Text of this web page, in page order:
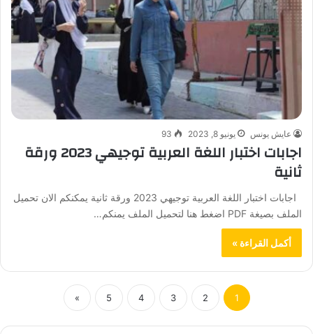
عايش يونس يونيو 8, 2023 93
اجابات اختبار اللغة العربية توجيهي 2023 ورقة
ثانية
اجابات اختبار اللغة العربية توجيهي 2023 ورقة ثانية يمكنكم الان تحميل
الملف بصيغة PDF اضغط هنا لتحميل الملف يمنكم…
أكمل القراءة »
1
2
3
4
5
»